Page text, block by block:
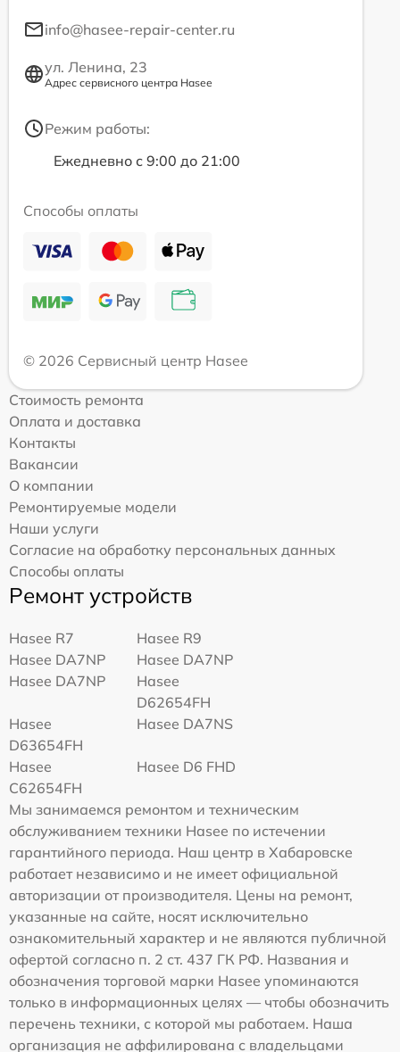
info@hasee-repair-center.ru
ул. Ленина, 23
Адрес сервисного центра Hasee
Режим работы:
Ежедневно с 9:00 до 21:00
Способы оплаты
© 2026 Сервисный центр Hasee
Стоимость ремонта
Оплата и доставка
Контакты
Вакансии
О компании
Ремонтируемые модели
Наши услуги
Согласие на обработку персональных данных
Способы оплаты
Ремонт устройств
Hasee R7
Hasee R9
Hasee DA7NP
Hasee DA7NP
Hasee DA7NP
Hasee
D62654FH
Hasee
D63654FH
Hasee DA7NS
Hasee
C62654FH
Hasee D6 FHD
Мы занимаемся ремонтом и техническим
обслуживанием техники Hasee по истечении
гарантийного периода. Наш центр в Хабаровске
работает независимо и не имеет официальной
авторизации от производителя. Цены на ремонт,
указанные на сайте, носят исключительно
ознакомительный характер и не являются публичной
офертой согласно п. 2 ст. 437 ГК РФ. Названия и
обозначения торговой марки Hasee упоминаются
только в информационных целях — чтобы обозначить
перечень техники, с которой мы работаем. Наша
организация не аффилирована с владельцами